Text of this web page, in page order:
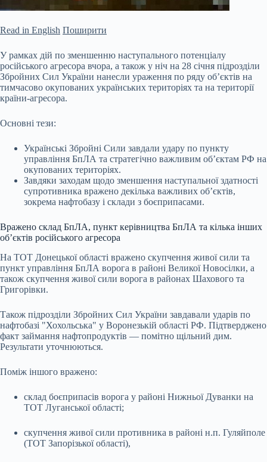
Read in English Поширити
У рамках дій по зменшенню наступального потенціалу
російського агресора вчора, а також у ніч на 28 січня підрозділи
Збройних Сил України нанесли ураження по ряду об’єктів на
тимчасово окупованих українських територіях та на території
країни-агресора.
Основні тези:
Українські Збройні Сили завдали удару по пункту
управління БпЛА та стратегічно важливим об’єктам РФ на
окупованих територіях.
Завдяки заходам щодо зменшення наступальної здатності
супротивника вражено декілька важливих об’єктів,
зокрема нафтобазу і склади з боєприпасами.
Вражено склад БпЛА, пункт керівництва БпЛА та кілька інших
об’єктів російського агресора
На ТОТ Донецької області вражено скупчення живої сили та
пункт управління БпЛА ворога в районі Великої Новосілки, а
також скупчення живої сили ворога в районах Шахового та
Григорівки.
Також підрозділи Збройних Сил України завдавали ударів по
нафтобазі "Хохольська" у Воронезькій області РФ. Підтверджено
факт займання нафтопродуктів — помітно щільний дим.
Результати уточнюються.
Поміж іншого вражено:
склад боєприпасів ворога у районі Нижньої Дуванки на
ТОТ Луганської області;
скупчення живої сили противника в районі н.п. Гуляйполе
(ТОТ Запорізької області),